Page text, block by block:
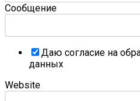
Сообщение
Даю согласие на
данных
Website